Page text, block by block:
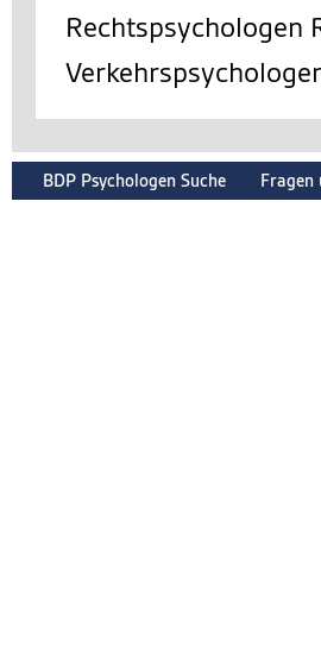
Rechtspsychologen
BDP Psychologen Suche Fragen